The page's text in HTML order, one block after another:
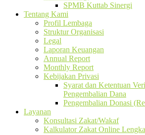
SPMB Kuttab Sinergi
Tentang Kami
Profil Lembaga
Struktur Organisasi
Legal
Laporan Keuangan
Annual Report
Monthly Report
Kebijakan Privasi
Syarat dan Ketentuan
Pengembalian Dana
Pengembalian Donasi
Layanan
Konsultasi Zakat/Wakaf
Kalkulator Zakat Online